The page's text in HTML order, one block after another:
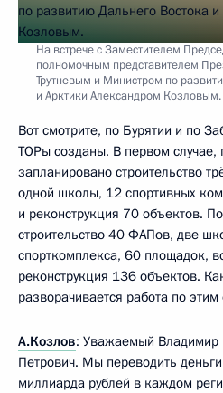
На встрече с Заместителем
полномочным представителем
Трутневым и Министром по
и Арктики Александром Козловым.
Вот смотрите, по Бурятии и по
ТОРы созданы. В первом случае,
запланировано строительство
одной школы, 12 спортивных
и реконструкция 70 объектов.
строительство 40 ФАПов, две
спорткомплекса, 60 площадок,
реконструкция 136 объектов.
разворачивается работа по
А.Козлов: Уважаемый
Петрович. Мы переводить
миллиарда рублей в каждом